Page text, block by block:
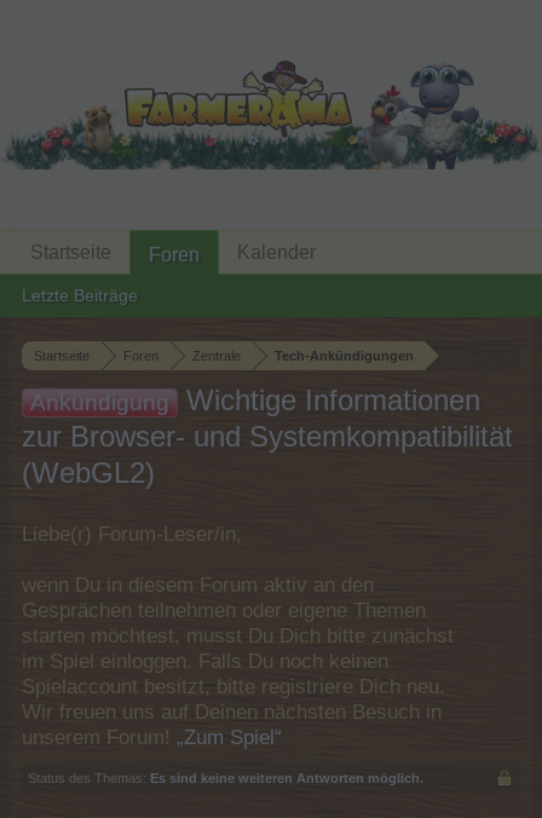
Startseite Foren Zentrale Tech-Ankündigungen
Ankündigung
Wichtige Informationen
zur Browser- und Systemkompatibilität
(WebGL2)
Liebe(r) Forum-Leser/in,
wenn Du in diesem Forum aktiv an den
Gesprächen teilnehmen oder eigene Themen
starten möchtest, musst Du Dich bitte zunächst
im Spiel einloggen. Falls Du noch keinen
Spielaccount besitzt, bitte registriere Dich neu.
Wir freuen uns auf Deinen nächsten Besuch in
unserem Forum! „Zum Spiel“
Status des Themas: Es sind keine weiteren Antworten möglich.
Startseite Foren
Letzte Beiträge
Kalender